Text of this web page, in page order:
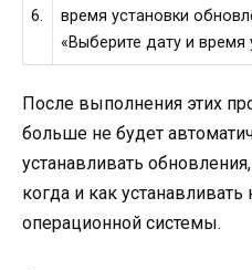
6.
время установки
«Выберите дату и время
После выполнения этих
больше не будет
устанавливать
когда и как
операционной системы.